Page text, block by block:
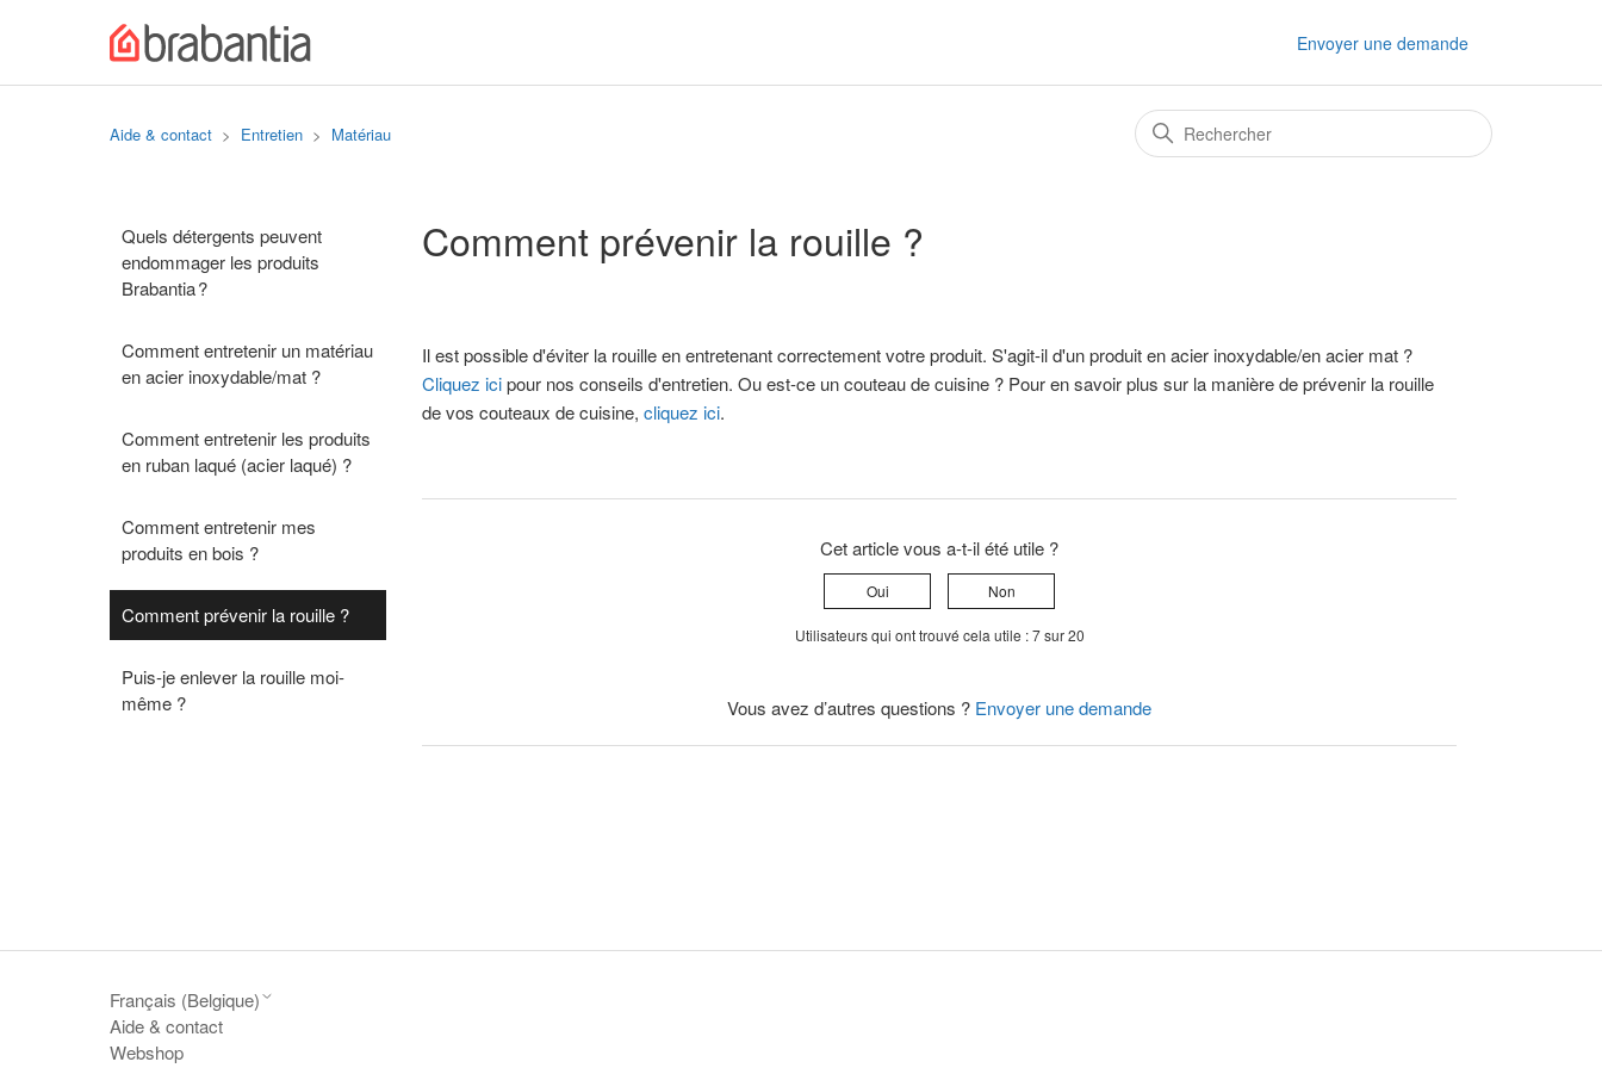
Envoyer une demande
Aide & contact Entretien Matériau
Quels détergents peuvent
endommager les produits
Brabantia ?
Comment entretenir un matériau
en acier inoxydable/mat ?
Comment entretenir les produits
en ruban laqué (acier laqué) ?
Comment entretenir mes
produits en bois ?
Comment prévenir la rouille ?
Puis-je enlever la rouille moi-
même ?
Comment prévenir la rouille ?
Il est possible d'éviter la rouille en entretenant correctement votre produit. S'agit-il d'un produit en acier inoxydable/en acier mat ?
Cliquez icipour nos conseils d'entretien. Ou est-ce un couteau de cuisine ? Pour en savoir plus sur la manière de prévenir la rouille
de vos couteaux de cuisine, cliquez ici.
Cet article vous a-t-il été utile ?
Oui Non
Utilisateurs qui ont trouvé cela utile : 7 sur 20
Vous avez d’autres questions ? Envoyer une demande
Français (Belgique)
Aide & contact
Webshop